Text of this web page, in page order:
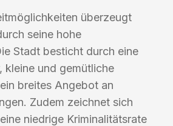
überzeugt
seine hohe
Stadt besticht durch eine
kleine und gemütliche
breites Angebot an
Zudem zeichnet sich
niedrige Kriminalitätsrate